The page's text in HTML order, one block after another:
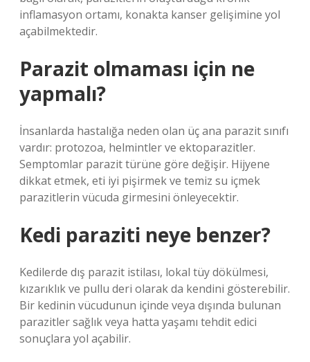
inflamasyon ortamı, konakta kanser gelişimine yol
açabilmektedir.
Parazit olmaması için ne
yapmalı?
İnsanlarda hastalığa neden olan üç ana parazit sınıfı
vardır: protozoa, helmintler ve ektoparazitler.
Semptomlar parazit türüne göre değişir. Hijyene
dikkat etmek, eti iyi pişirmek ve temiz su içmek
parazitlerin vücuda girmesini önleyecektir.
Kedi paraziti neye benzer?
Kedilerde dış parazit istilası, lokal tüy dökülmesi,
kızarıklık ve pullu deri olarak da kendini gösterebilir.
Bir kedinin vücudunun içinde veya dışında bulunan
parazitler sağlık veya hatta yaşamı tehdit edici
sonuçlara yol açabilir.